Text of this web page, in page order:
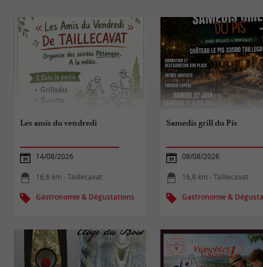
Les amis du vendredi
14/08/2026
16,6 km - Taillecavat
Gastronomie & Dégustations
Samedis grill du Pis
08/08/2026
16,8 km - Taillecavat
Gastronomie &